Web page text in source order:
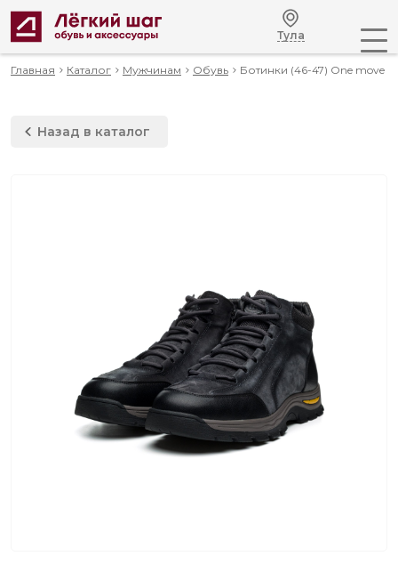
Тула
Главная Каталог Мужчинам Обувь Ботинки (46-47) One move
Назад в каталог